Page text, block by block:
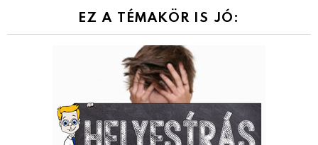
EZ A TÉMAKÖR IS JÓ: